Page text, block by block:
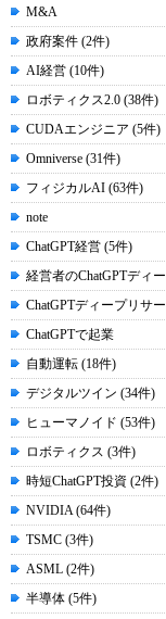
M&A
政府案件 (2件)
AI経営 (10件)
ロボティクス2.0 (38件)
CUDAエンジニア (5件)
Omniverse (31件)
フィジカルAI (63件)
note
ChatGPT経営 (5件)
経営者のChatGPTディ
ChatGPTディープリサ
ChatGPTで起業
自動運転 (18件)
デジタルツイン (34件)
ヒューマノイド (53件)
ロボティクス (3件)
時短ChatGPT投資 (2件)
NVIDIA (64件)
TSMC (3件)
ASML (2件)
半導体 (5件)